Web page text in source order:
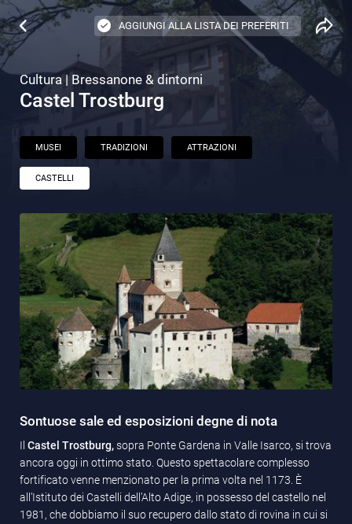
AGGIUNGI ALLA LISTA DEI PREFERITI
Cultura | Bressanone & dintorni
Castel Trostburg
MUSEI TRADIZIONI ATTRAZIONI
CASTELLI
Sontuose sale ed esposizioni degne di nota
Il Castel Trostburg,sopra Ponte Gardena in Valle Isarco, si trova
ancora oggi in ottimo stato. Questo spettacolare complesso
fortificato venne menzionato per la prima volta nel 1173. È
all’Istituto dei Castelli dell’Alto Adige, in possesso del castello nel
1981, che dobbiamo il suo recupero dallo stato di rovina in cui si